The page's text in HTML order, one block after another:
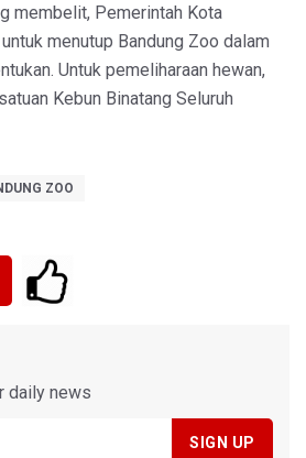
membelit, Pemerintah Kota
menutup Bandung Zoo dalam
Untuk pemeliharaan hewan,
Kebun Binatang Seluruh
ZOO
daily news